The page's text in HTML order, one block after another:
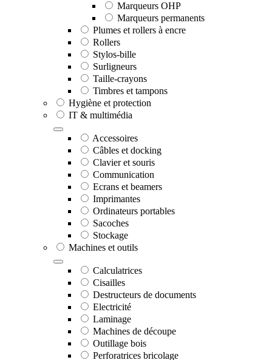
Marqueurs OHP
Marqueurs permanents
Plumes et rollers à encre
Rollers
Stylos-bille
Surligneurs
Taille-crayons
Timbres et tampons
Hygiène et protection
IT & multimédia
Accessoires
Câbles et docking
Clavier et souris
Communication
Ecrans et beamers
Imprimantes
Ordinateurs portables
Sacoches
Stockage
Machines et outils
Calculatrices
Cisailles
Destructeurs de documents
Electricité
Laminage
Machines de découpe
Outillage bois
Perforatrices bricolage